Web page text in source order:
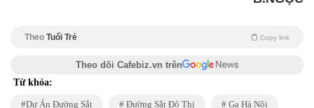
Theo Tuổi Trẻ Copy link
Theo dõi Cafebiz.vn trên
Từ khóa:
Dự Án Đường Sắt Đường Sắt Đô Thị Ga Hà Nội